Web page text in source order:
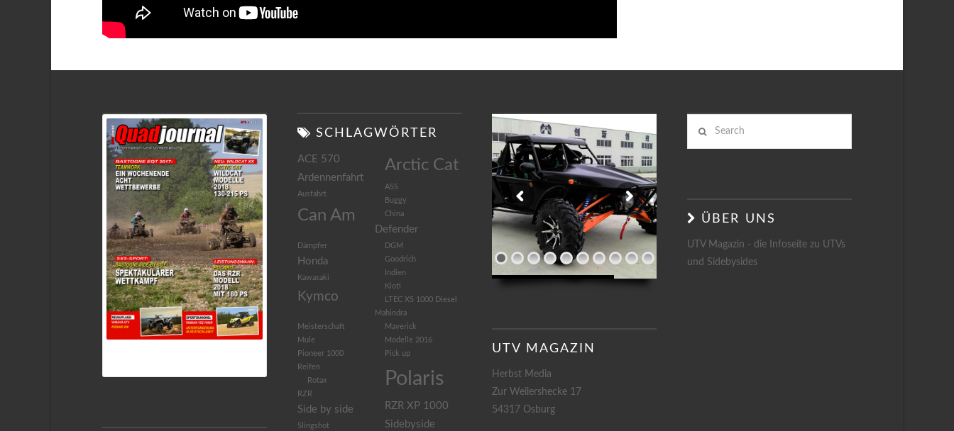
SCHLAGWÖRTER
ACE 570 Arctic Cat
Ardennenfahrt
ASS
Ausfahrt
Buggy
Can Am China
Defender
DGM
Dämpfer
Goodrich
Honda
Indien
Kawasaki
Kioti
Kymco
LTEC XS 1000 Diesel
Mahindra
Maverick
Meisterschaft
Modelle 2016
Mule
Pick up
Pioneer 1000
Polaris
Reifen
Rotax
RZR
RZR XP 1000
Side by side
Sidebyside
Slingshot
UTV MAGAZIN
Herbst Media
Zur Weilershecke 17
54317 Osburg
ÜBER UNS
UTV Magazin - die Infoseite zu UTVs
und Sidebysides